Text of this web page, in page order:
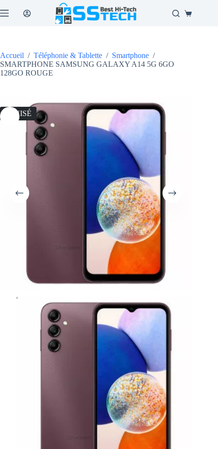
au
Panier
Accueil / Téléphonie & Tablette / Smartphone /
SMARTPHONE SAMSUNG GALAXY A14 5G 6GO
128GO ROUGE
ÉPUISÉ